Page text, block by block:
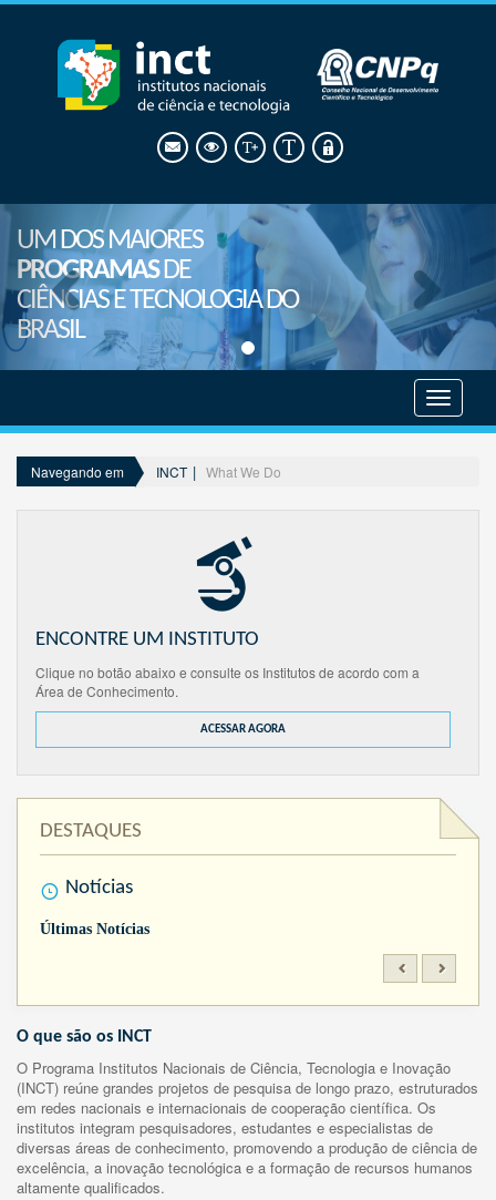
UM DOS MAIORES
PROGRAMASDE
CIÊNCIAS E TECNOLOGIA DO
BRASIL
menu
Navegando em INCT What We Do
ENCONTRE UM INSTITUTO
Clique no botão abaixo e consulte os Institutos de acordo com a
Área de Conhecimento.
ACESSAR AGORA
DESTAQUES
Notícias
Últimas Notícias
O que são os INCT
O Programa Institutos Nacionais de Ciência, Tecnologia e Inovação
(INCT) reúne grandes projetos de pesquisa de longo prazo, estruturados
em redes nacionais e internacionais de cooperação científica. Os
institutos integram pesquisadores, estudantes e especialistas de
diversas áreas de conhecimento, promovendo a produção de ciência de
excelência, a inovação tecnológica e a formação de recursos humanos
altamente qualificados.